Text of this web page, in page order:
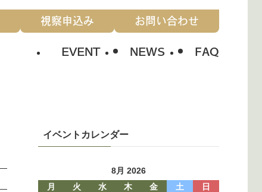
EVENT NEWS FAQ
視察申込み お問い合わせ
イベントカレンダー
8月 2026
月
火 水 木 金 土
日